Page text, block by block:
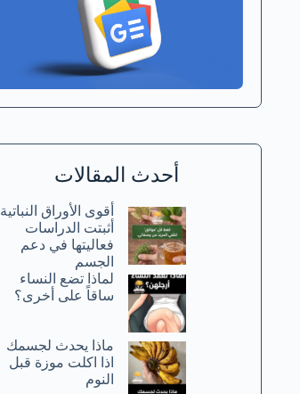
أحدث المقالات
أقوى الأوراق النباتية
أثبتت الدراسات
فعاليتها في دعم
الجسم
لماذا تضع النساء
ساقاً على أخرى؟
ماذا يحدث لجسمك
اذا اكلت موزة قبل
النوم